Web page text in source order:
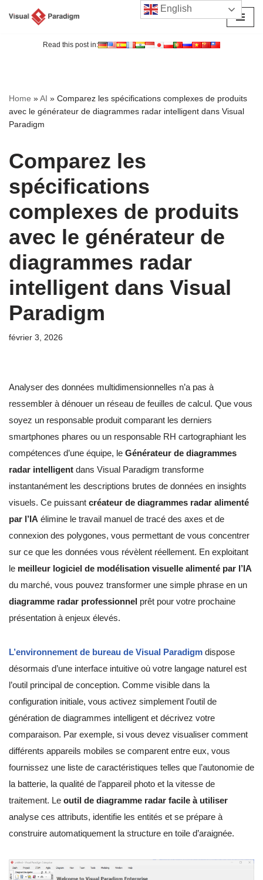
Read this post in:
Home »AI » Comparez les spécifications complexes de produits
avec le générateur de diagrammes radar intelligent dans Visual
Paradigm
Comparez les
spécifications
complexes de produits
avec le générateur de
diagrammes radar
intelligent dans Visual
Paradigm
février 3, 2026
Analyser des données multidimensionnelles n’a pas à
ressembler à dénouer un réseau de feuilles de calcul. Que vous
soyez un responsable produit comparant les derniers
smartphones phares ou un responsable RH cartographiant les
compétences d’une équipe, le Générateur de diagrammes
radar intelligent dans Visual Paradigm transforme
instantanément les descriptions brutes de données en insights
visuels. Ce puissant créateur de diagrammes radar alimenté
par l’IA élimine le travail manuel de tracé des axes et de
connexion des polygones, vous permettant de vous concentrer
sur ce que les données vous révèlent réellement. En exploitant
le meilleur logiciel de modélisation visuelle alimenté par l’IA
du marché, vous pouvez transformer une simple phrase en un
diagramme radar professionnel prêt pour votre prochaine
présentation à enjeux élevés.
L’environnement de bureau de Visual Paradigm dispose
désormais d’une interface intuitive où votre langage naturel est
l’outil principal de conception. Comme visible dans la
configuration initiale, vous activez simplement l’outil de
génération de diagrammes intelligent et décrivez votre
comparaison. Par exemple, si vous devez visualiser comment
différents appareils mobiles se comparent entre eux, vous
fournissez une liste de caractéristiques telles que l’autonomie de
la batterie, la qualité de l’appareil photo et la vitesse de
traitement. Le outil de diagramme radar facile à utiliser
analyse ces attributs, identifie les entités et se prépare à
construire automatiquement la structure en toile d’araignée.
English